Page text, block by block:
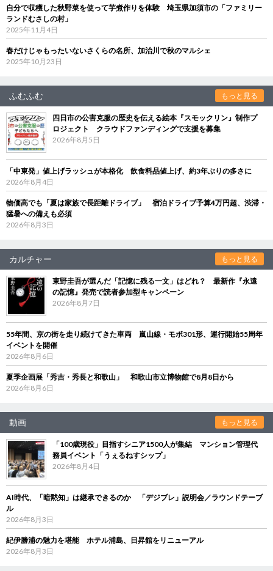
自分で収穫した秋野菜を使って芋煮作りを体験 埼玉県加須市の「ファミリー
ランドむさしの村」
2025年11月4日
春だけじゃもったいないさくらの名所、加治川で秋のマルシェ
2025年10月23日
ふむふむ もっと見る
四日市の公害克服の歴史を伝える絵本『スモックリン』制作プ
ロジェクト クラウドファンディングで支援を募集
2026年8月5日
「中東発」値上げラッシュが本格化 飲食料品値上げ、約3年ぶりの多さに
2026年8月4日
物価高でも「夏は家族で長距離ドライブ」 宿泊ドライブ予算4万円超、渋滞・
猛暑への備えも必須
2026年8月3日
カルチャー もっと見る
東野圭吾が選んだ「記憶に残る一文」はどれ？ 最新作『永遠
の記憶』発売で読者参加型キャンペーン
2026年8月7日
55年間、京の街を走り続けてきた車両 嵐山線・モボ301形、運行開始55周年
イベントを開催
2026年8月6日
夏季企画展「秀吉・秀長と和歌山」 和歌山市立博物館で8月8日から
2026年8月6日
動画 もっと見る
「100歳現役」目指すシニア1500人が集結 マンション管理代
務員イベント「うぇるねすシップ」
2026年8月4日
AI時代、「暗黙知」は継承できるのか 「デジブレ」説明会／ラウンドテーブ
ル
2026年8月3日
紀伊勝浦の魅力を堪能 ホテル浦島、日昇館をリニューアル
2026年8月3日